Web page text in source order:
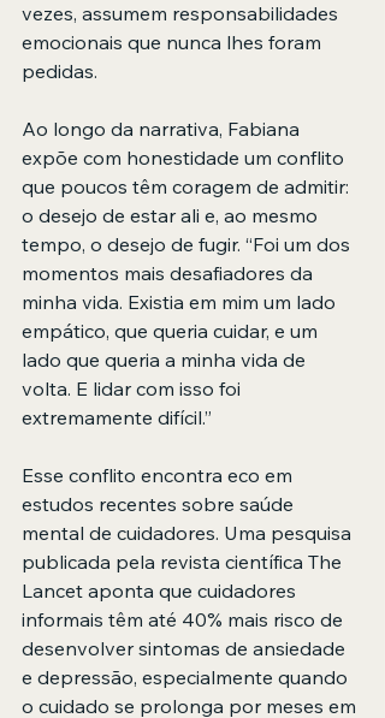
vezes, assumem responsabilidades
emocionais que nunca lhes foram
pedidas.
Ao longo da narrativa, Fabiana
expõe com honestidade um conflito
que poucos têm coragem de admitir:
o desejo de estar ali e, ao mesmo
tempo, o desejo de fugir. “Foi um dos
momentos mais desafiadores da
minha vida. Existia em mim um lado
empático, que queria cuidar, e um
lado que queria a minha vida de
volta. E lidar com isso foi
extremamente difícil.”
Esse conflito encontra eco em
estudos recentes sobre saúde
mental de cuidadores. Uma pesquisa
publicada pela revista científica The
Lancet aponta que cuidadores
informais têm até 40% mais risco de
desenvolver sintomas de ansiedade
e depressão, especialmente quando
o cuidado se prolonga por meses em